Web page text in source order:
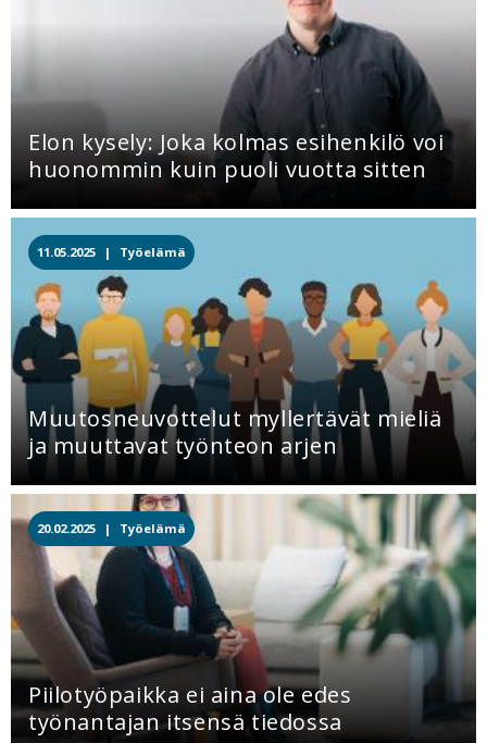
Elon kysely: Joka kolmas esihenkilö voi
huonommin kuin puoli vuotta sitten
11.05.2025 | Työelämä
Muutosneuvottelut myllertävät mieliä
ja muuttavat työnteon arjen
20.02.2025 | Työelämä
Piilotyöpaikka ei aina ole edes
työnantajan itsensä tiedossa